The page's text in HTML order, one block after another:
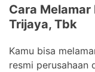
Cara Melamar
Trijaya, Tbk
Kamu bisa
resmi perusahaan